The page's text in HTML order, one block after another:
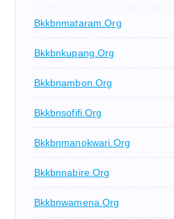
Bkkbnmataram.org
Bkkbnkupang.org
Bkkbnambon.org
Bkkbnsofifi.org
Bkkbnmanokwari.org
Bkkbnnabire.org
Bkkbnwamena.org